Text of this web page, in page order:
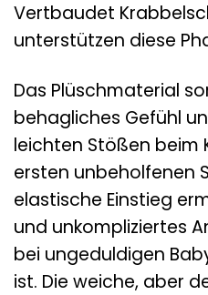
Vertbaudet
unterstützen diese
Das Plüschmaterial
behagliches Gefühl
leichten Stößen beim
ersten unbeholfenen
elastische Einstieg
und unkompliziertes
bei ungeduldigen
ist. Die weiche, aber